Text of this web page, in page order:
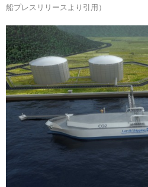
船プレスリリースより引用）